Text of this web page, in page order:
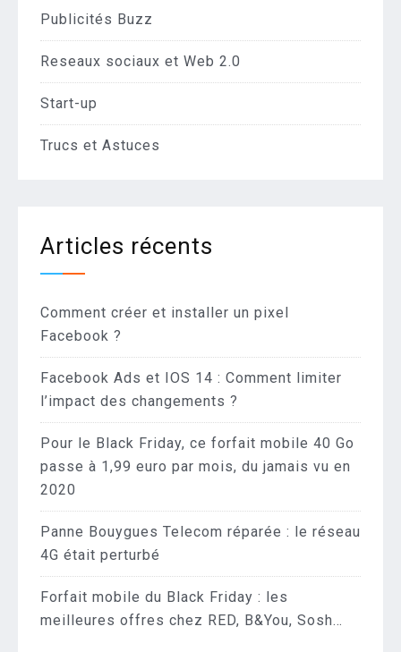
Publicités Buzz
Reseaux sociaux et Web 2.0
Start-up
Trucs et Astuces
Articles récents
Comment créer et installer un pixel
Facebook ?
Facebook Ads et IOS 14 : Comment limiter
l’impact des changements ?
Pour le Black Friday, ce forfait mobile 40 Go
passe à 1,99 euro par mois, du jamais vu en
2020
Panne Bouygues Telecom réparée : le réseau
4G était perturbé
Forfait mobile du Black Friday : les
meilleures offres chez RED, B&You, Sosh…